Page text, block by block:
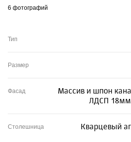
6 фотографий
Тип
Размер
Фасад
Массив и шпон
ЛДСП 18мм
Столешница
Кварцевый